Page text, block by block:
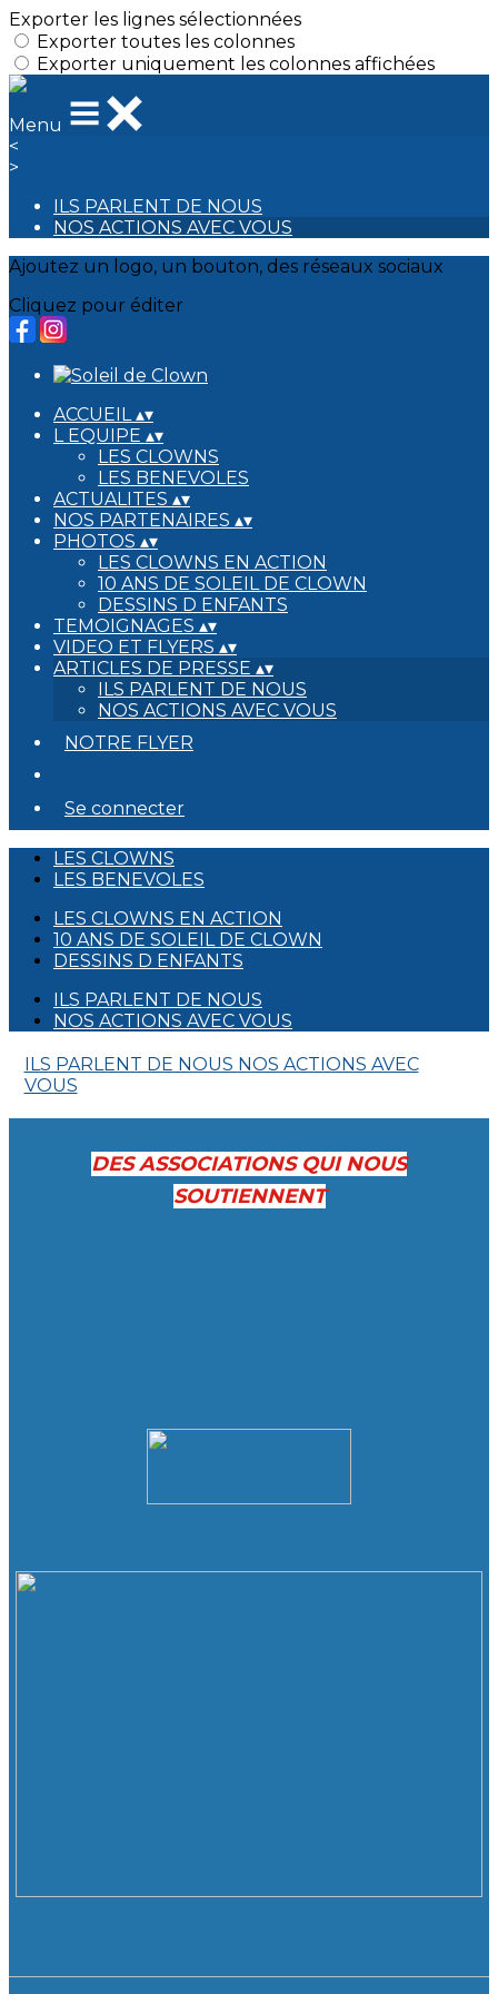
Exporter les lignes sélectionnées
Exporter toutes les colonnes
Exporter uniquement les colonnes affichées
Menu
<
>
ILS PARLENT DE NOUS
NOS ACTIONS AVEC VOUS
Ajoutez un logo, un bouton, des réseaux sociaux
Cliquez pour éditer
ACCUEIL▴▾
L EQUIPE ▴▾
LES CLOWNS
LES BENEVOLES
ACTUALITES ▴▾
NOS PARTENAIRES ▴▾
PHOTOS ▴▾
LES CLOWNS EN ACTION
10 ANS DE SOLEIL DE CLOWN
DESSINS D ENFANTS
TEMOIGNAGES ▴▾
VIDEO ET FLYERS ▴▾
ARTICLES DE PRESSE ▴▾
ILS PARLENT DE NOUS
NOS ACTIONS AVEC VOUS
NOTRE FLYER
Se connecter
LES CLOWNS
LES BENEVOLES
LES CLOWNS EN ACTION
10 ANS DE SOLEIL DE CLOWN
DESSINS D ENFANTS
ILS PARLENT DE NOUS
NOS ACTIONS AVEC VOUS
ILS PARLENT DE NOUS NOS ACTIONS AVEC
VOUS
DES ASSOCIATIONS QUI NOUS
SOUTIENNENT